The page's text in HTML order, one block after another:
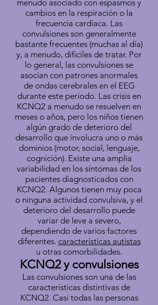
menudo asociado con espasmos y
cambios en la respiración o la
frecuencia cardíaca. Las
convulsiones son generalmente
bastante frecuentes (muchas al día)
y, a menudo, difíciles de tratar. Por
lo general, las convulsiones se
asocian con patrones anormales
de ondas cerebrales en el EEG
durante este período. Las crisis en
KCNQ2 a menudo se resuelven en
meses o años, pero los niños tienen
algún grado de deterioro del
desarrollo que involucra uno o más
dominios (motor, social, lenguaje,
cognición). Existe una amplia
variabilidad en los síntomas de los
pacientes diagnosticados con
KCNQ2. Algunos tienen muy poca
o ninguna actividad convulsiva, y el
deterioro del desarrollo puede
variar de leve a severo,
dependiendo de varios factores
diferentes. características autistas
u otras comorbilidades.
KCNQ2 y convulsiones
Las convulsiones son una de las
características distintivas de
KCNQ2. Casi todas las personas